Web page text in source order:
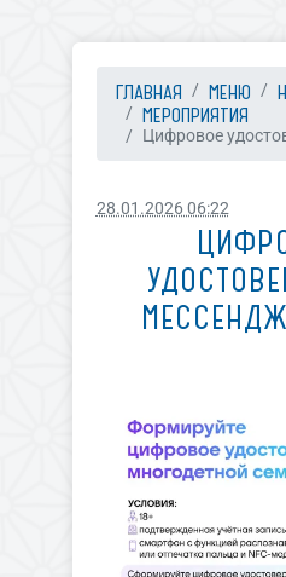
ГЛАВНАЯ МЕНЮ
МЕРОПРИЯТИЯ
Цифровое
28.01.2026 06:22